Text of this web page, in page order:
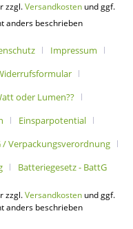
zzgl.Versandkosten und ggf.
anders beschrieben
Impressum
oder Lumen??
Einsparpotential
/ Verpackungsverordnung
Batteriegesetz - BattG
zzgl.Versandkosten und ggf.
anders beschrieben